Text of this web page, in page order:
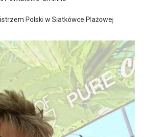
Polski w Siatkówce Plażowej